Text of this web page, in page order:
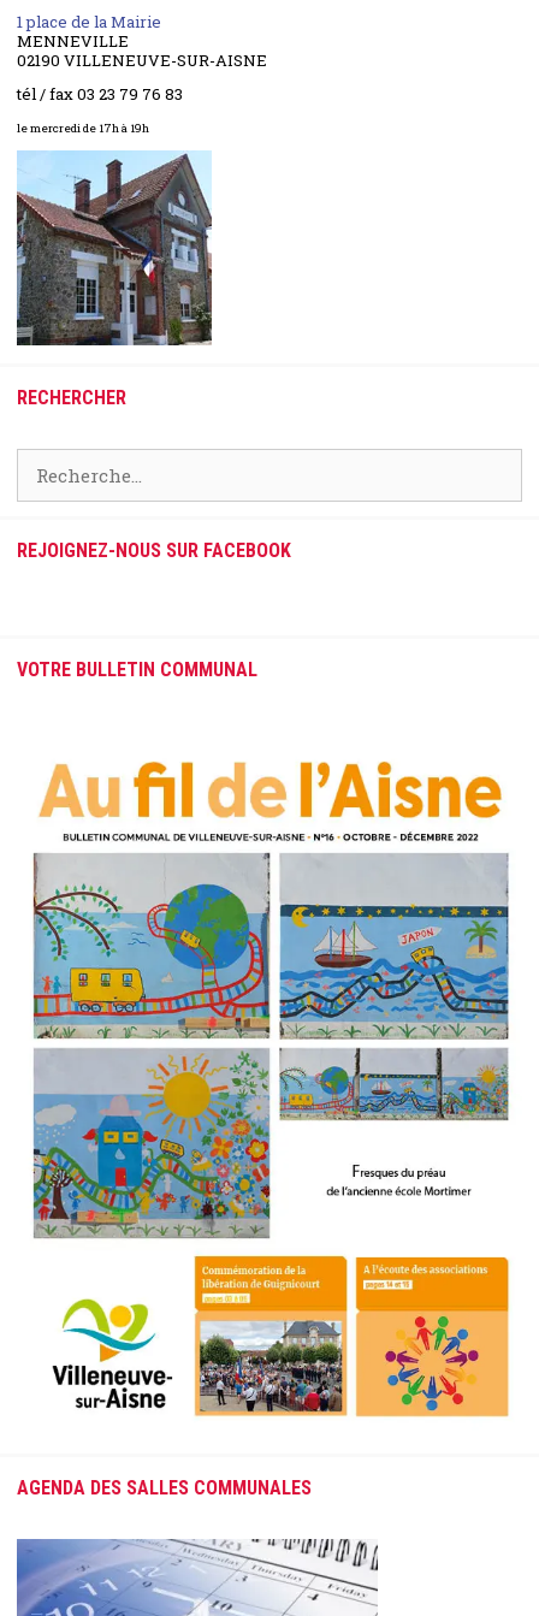
1 place de la Mairie
MENNEVILLE
02190 VILLENEUVE-SUR-AISNE
tél / fax 03 23 79 76 83
le mercredi de 17h à 19h
RECHERCHER
Rechercher :
REJOIGNEZ-NOUS SUR FACEBOOK
VOTRE BULLETIN COMMUNAL
AGENDA DES SALLES COMMUNALES